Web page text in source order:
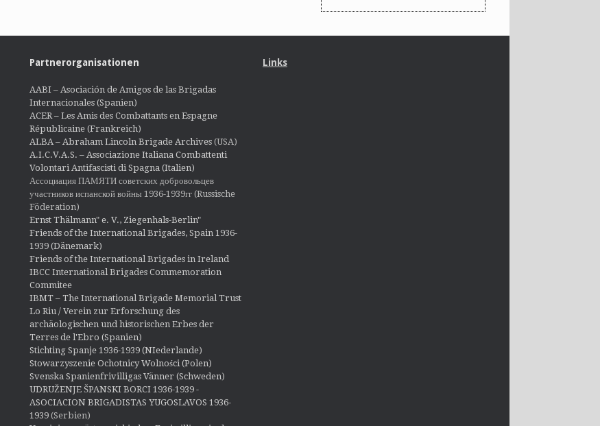
Partnerorganisationen
AABI – Asociación de Amigos de las Brigadas
Internacionales (Spanien)
ACER – Les Amis des Combattants en Espagne
Républicaine (Frankreich)
ALBA – Abraham Lincoln Brigade Archives(USA)
A.I.C.V.A.S. – Associazione Italiana Combattenti
Volontari Antifascisti di Spagna (Italien)
Ассоциация ПАМЯТИ советских добровольцев
участников испанской войны 1936-1939гг (Russische
Föderation)
Ernst Thälmann" e. V., Ziegenhals-Berlin"
Friends of the International Brigades, Spain 1936-
1939 (Dänemark)
Friends of the International Brigades in Ireland
IBCC International Brigades Commemoration
Commitee
IBMT – The International Brigade Memorial Trust
Lo Riu / Verein zur Erforschung des
archäologischen und historischen Erbes der
Terres de l'Ebro (Spanien)
Stichting Spanje 1936-1939 (NIederlande)
Stowarzyszenie Ochotnicy Wolności (Polen)
Svenska Spanienfrivilligas Vänner (Schweden)
UDRUŽENJE ŠPANSKI BORCI 1936-1939 -
ASOCIACION BRIGADISTAS YUGOSLAVOS 1936-
1939(Serbien)
Links